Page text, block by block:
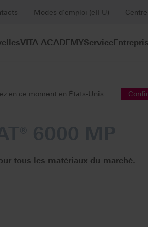
Modes d’emploi (eIFU)
VITA ACADEMYService
en ce moment en États-Unis.
tous les matériaux du marché.